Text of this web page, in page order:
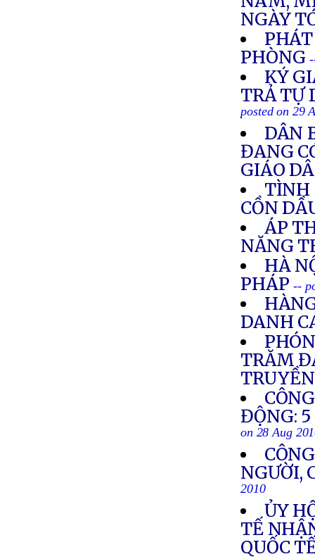
NGÀY
PHÒNG
KÝ
TRẢ TỰ
posted on 29
DÂN
ĐANG
GIÁO
TÌNH
CỒN
ÁP
NĂNG
HÀ
PHÁP--
DANH
TRĂM
TRUYỀN
ĐỘNG:
on 28 Aug
NGƯỜI,
2010
ỦY
TẾ
QUỐC